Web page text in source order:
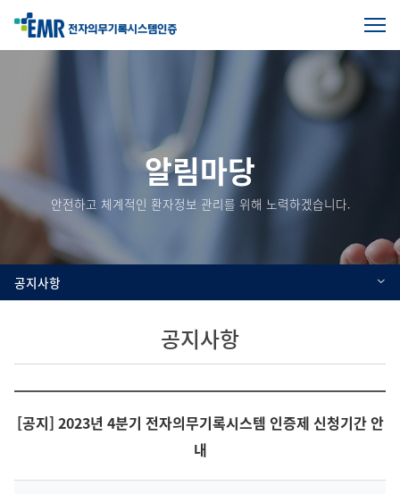
전
체
알림마당
안전하고 체계적인 환자정보 관리를 위해 노력하겠습니다.
공지사항
공지사항
[공지] 2023년 4분기 전자의무기록시스템 인증제 신청기간 안
내